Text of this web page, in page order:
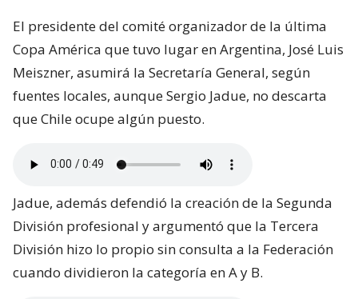
El presidente del comité organizador de la última
Copa América que tuvo lugar en Argentina, José Luis
Meiszner, asumirá la Secretaría General, según
fuentes locales, aunque Sergio Jadue, no descarta
que Chile ocupe algún puesto.
Jadue, además defendió la creación de la Segunda
División profesional y argumentó que la Tercera
División hizo lo propio sin consulta a la Federación
cuando dividieron la categoría en A y B.